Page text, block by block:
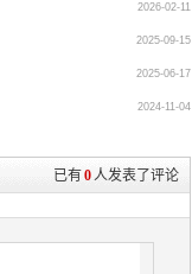
2026-02-11
2025-09-15
2025-06-17
2024-11-04
已有0人发表了评论